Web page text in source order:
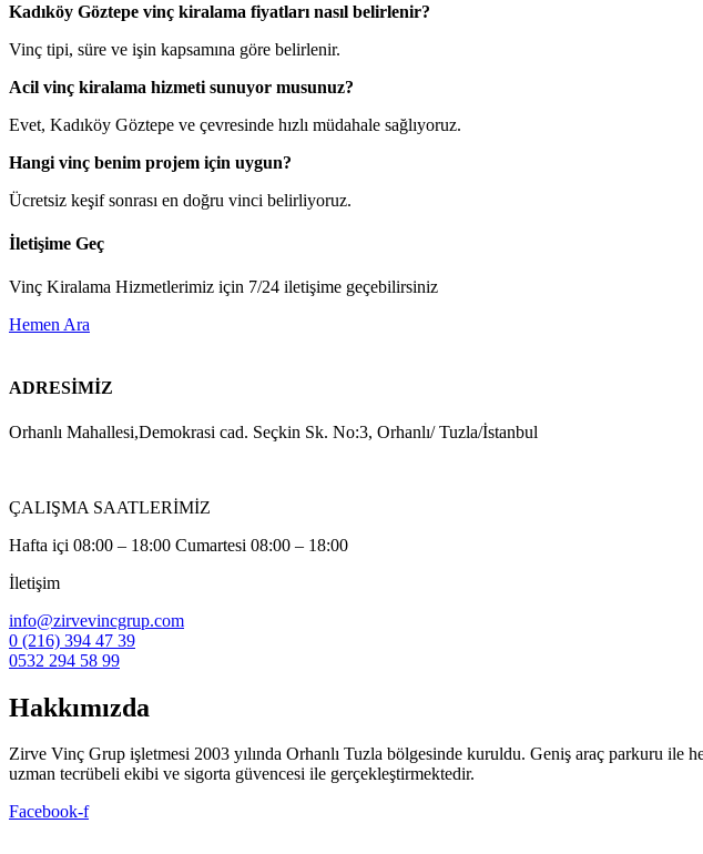
Kadıköy Göztepe vinç kiralama fiyatları nasıl belirlenir?
Vinç tipi, süre ve işin kapsamına göre belirlenir.
Acil vinç kiralama hizmeti sunuyor musunuz?
Evet, Kadıköy Göztepe ve çevresinde hızlı müdahale sağlıyoruz.
Hangi vinç benim projem için uygun?
Ücretsiz keşif sonrası en doğru vinci belirliyoruz.
İletişime Geç
Vinç Kiralama Hizmetlerimiz için 7/24 iletişime geçebilirsiniz
Hemen Ara
ADRESİMİZ
Orhanlı Mahallesi,Demokrasi cad. Seçkin Sk. No:3, Orhanlı/ Tuzla/İstanbul
ÇALIŞMA SAATLERİMİZ
Hafta içi 08:00 – 18:00 Cumartesi 08:00 – 18:00
İletişim
info@zirvevincgrup.com
0 (216) 394 47 39
0532 294 58 99
Hakkımızda
Zirve Vinç Grup işletmesi 2003 yılında Orhanlı Tuzla bölgesinde kuruldu. Geniş araç parkuru ile
uzman tecrübeli ekibi ve sigorta güvencesi ile gerçekleştirmektedir.
Facebook-f